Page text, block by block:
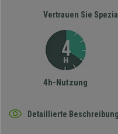
Vertrauen Sie
4h-Nutzung
Detaillierte